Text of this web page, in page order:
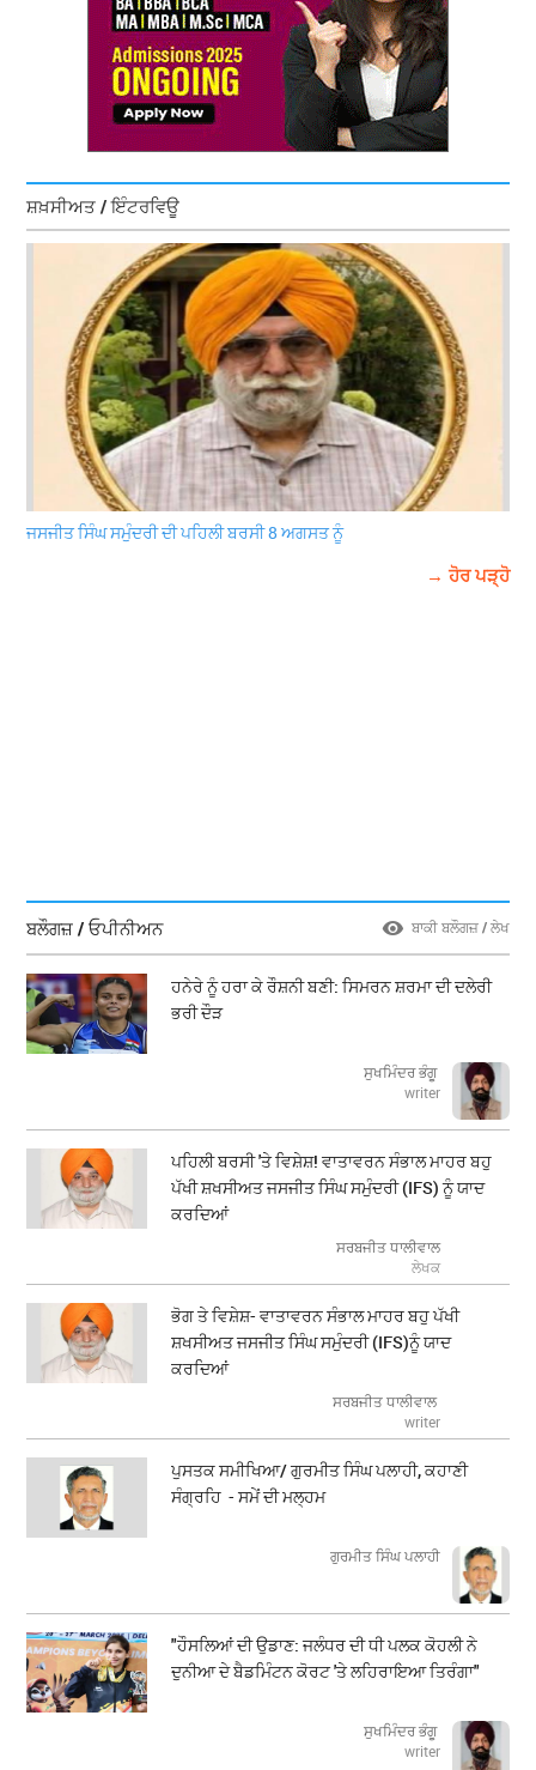
ਸ਼ਖ਼ਸੀਅਤ / ਇੰਟਰਵਿਊ
ਜਸਜੀਤ ਸਿੰਘ ਸਮੁੰਦਰੀ ਦੀ ਪਹਿਲੀ ਬਰਸੀ 8 ਅਗਸਤ ਨੂੰ
→ ਹੋਰ ਪੜ੍ਹੋ
ਬਲੌਗਜ਼ / ਓਪੀਨੀਅਨ ਬਾਕੀ ਬਲੌਗਜ਼ / ਲੇਖ
ਹਨੇਰੇ ਨੂੰ ਹਰਾ ਕੇ ਰੌਸ਼ਨੀ ਬਣੀ: ਸਿਮਰਨ ਸ਼ਰਮਾ ਦੀ ਦਲੇਰੀ
ਭਰੀ ਦੌੜ
ਸੁਖਮਿੰਦਰ ਭੰਗੂ
writer
ਪਹਿਲੀ ਬਰਸੀ 'ਤੇ ਵਿਸ਼ੇਸ਼! ਵਾਤਾਵਰਨ ਸੰਭਾਲ ਮਾਹਰ ਬਹੁ
ਪੱਖੀ ਸ਼ਖਸੀਅਤ ਜਸਜੀਤ ਸਿੰਘ ਸਮੁੰਦਰੀ (IFS) ਨੂੰ ਯਾਦ
ਕਰਦਿਆਂ
ਸਰਬਜੀਤ ਧਾਲੀਵਾਲ
ਲੇਖਕ
ਭੋਗ ਤੇ ਵਿਸ਼ੇਸ਼- ਵਾਤਾਵਰਨ ਸੰਭਾਲ ਮਾਹਰ ਬਹੁ ਪੱਖੀ
ਸ਼ਖਸੀਅਤ ਜਸਜੀਤ ਸਿੰਘ ਸਮੁੰਦਰੀ (IFS)ਨੂੰ ਯਾਦ
ਕਰਦਿਆਂ
ਸਰਬਜੀਤ ਧਾਲੀਵਾਲ
writer
ਪੁਸਤਕ ਸਮੀਖਿਆ/ ਗੁਰਮੀਤ ਸਿੰਘ ਪਲਾਹੀ, ਕਹਾਣੀ
ਸੰਗ੍ਰਹਿ - ਸਮੇਂ ਦੀ ਮਲ੍ਹਮ
ਗੁਰਮੀਤ ਸਿੰਘ ਪਲਾਹੀ
"ਹੌਸਲਿਆਂ ਦੀ ਉਡਾਣ: ਜਲੰਧਰ ਦੀ ਧੀ ਪਲਕ ਕੋਹਲੀ ਨੇ
ਦੁਨੀਆ ਦੇ ਬੈਡਮਿੰਟਨ ਕੋਰਟ 'ਤੇ ਲਹਿਰਾਇਆ ਤਿਰੰਗਾ"
ਸੁਖਮਿੰਦਰ ਭੰਗੂ
writer